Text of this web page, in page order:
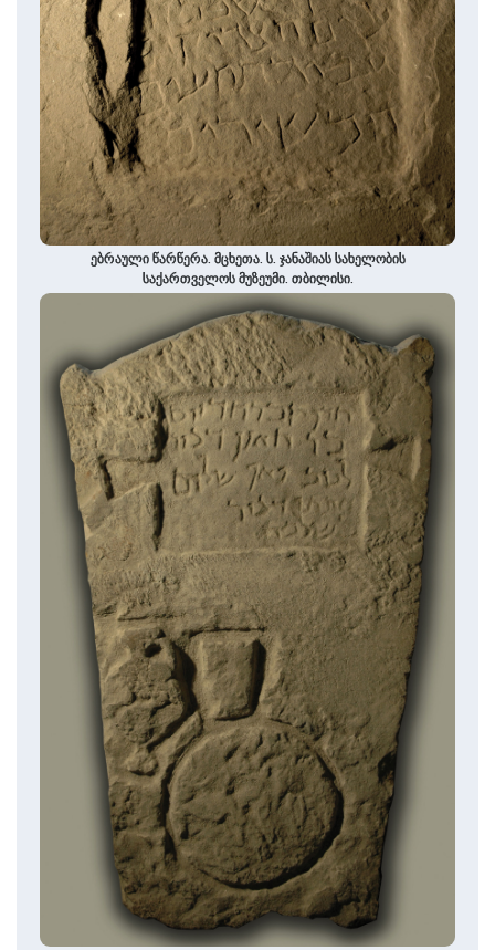
ებრაული წარწერა. მცხეთა. ს. ჯანაშიას სახელობის
საქართველოს მუზეუმი. თბილისი.